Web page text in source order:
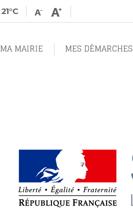
21°C
Diminuer
la
texte
Augmenter
MA MAIRIE MES DÉMARCHES